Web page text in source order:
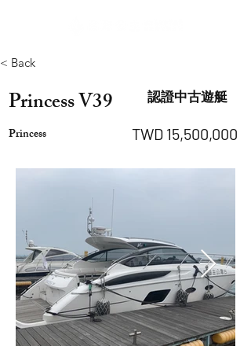
< Back
認證中古遊艇
Princess V39
Princess TWD 15,500,000